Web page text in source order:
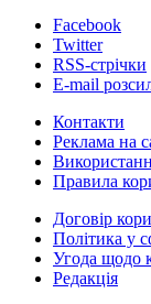
Facebook
Twitter
RSS-стрічки
E-mail
Контакти
Реклама на
Правила
Договір
Політика у
Угода щодо
Редакція